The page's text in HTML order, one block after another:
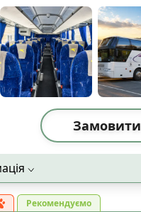
Замовити
Рекомендуємо